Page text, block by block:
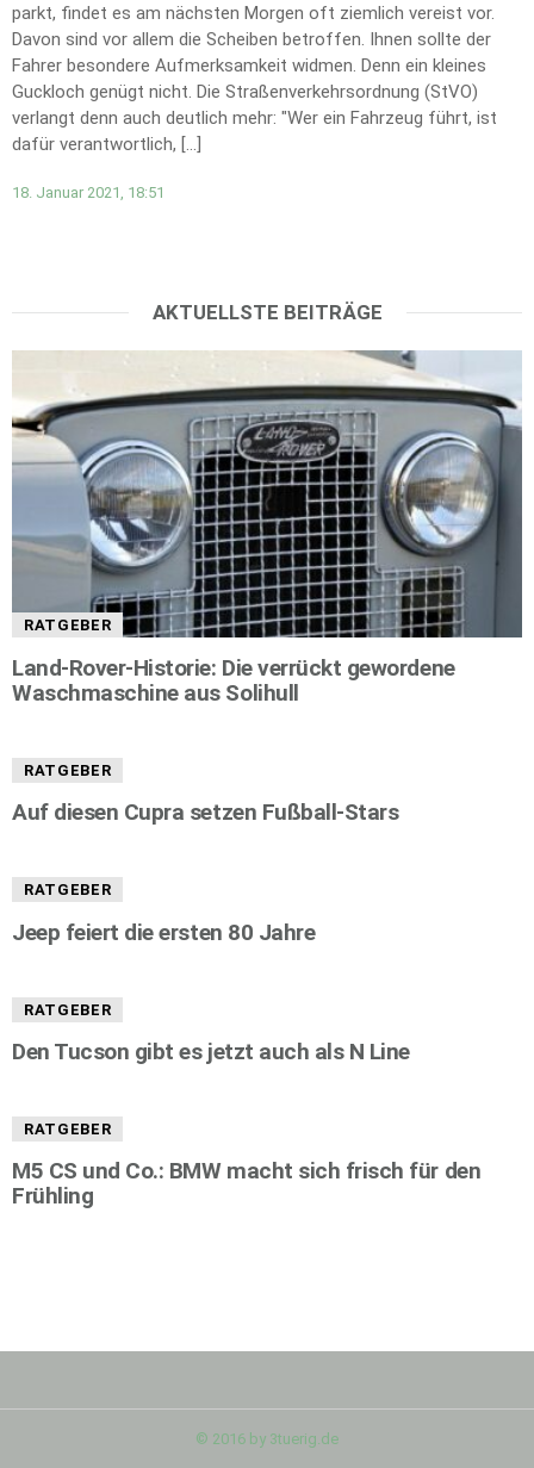
parkt, findet es am nächsten Morgen oft ziemlich vereist vor.
Davon sind vor allem die Scheiben betroffen. Ihnen sollte der
Fahrer besondere Aufmerksamkeit widmen. Denn ein kleines
Guckloch genügt nicht. Die Straßenverkehrsordnung (StVO)
verlangt denn auch deutlich mehr: "Wer ein Fahrzeug führt, ist
dafür verantwortlich, […]
18. Januar 2021, 18:51
AKTUELLSTE BEITRÄGE
RATGEBER
Land-Rover-Historie: Die verrückt gewordene
Waschmaschine aus Solihull
RATGEBER
Auf diesen Cupra setzen Fußball-Stars
RATGEBER
Jeep feiert die ersten 80 Jahre
RATGEBER
Den Tucson gibt es jetzt auch als N Line
RATGEBER
M5 CS und Co.: BMW macht sich frisch für den
Frühling
© 2016 by 3tuerig.de